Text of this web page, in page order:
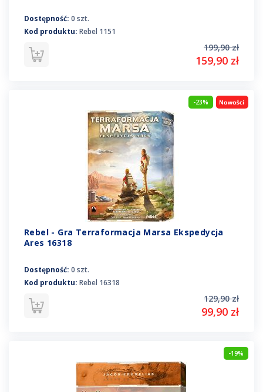
Dostępność: 0 szt.
Kod produktu: Rebel 1151
199,90 zł
159,90 zł
-23%
Rebel - Gra Terraformacja Marsa Ekspedycja
Ares 16318
Dostępność: 0 szt.
Kod produktu: Rebel 16318
129,90 zł
99,90 zł
-19%